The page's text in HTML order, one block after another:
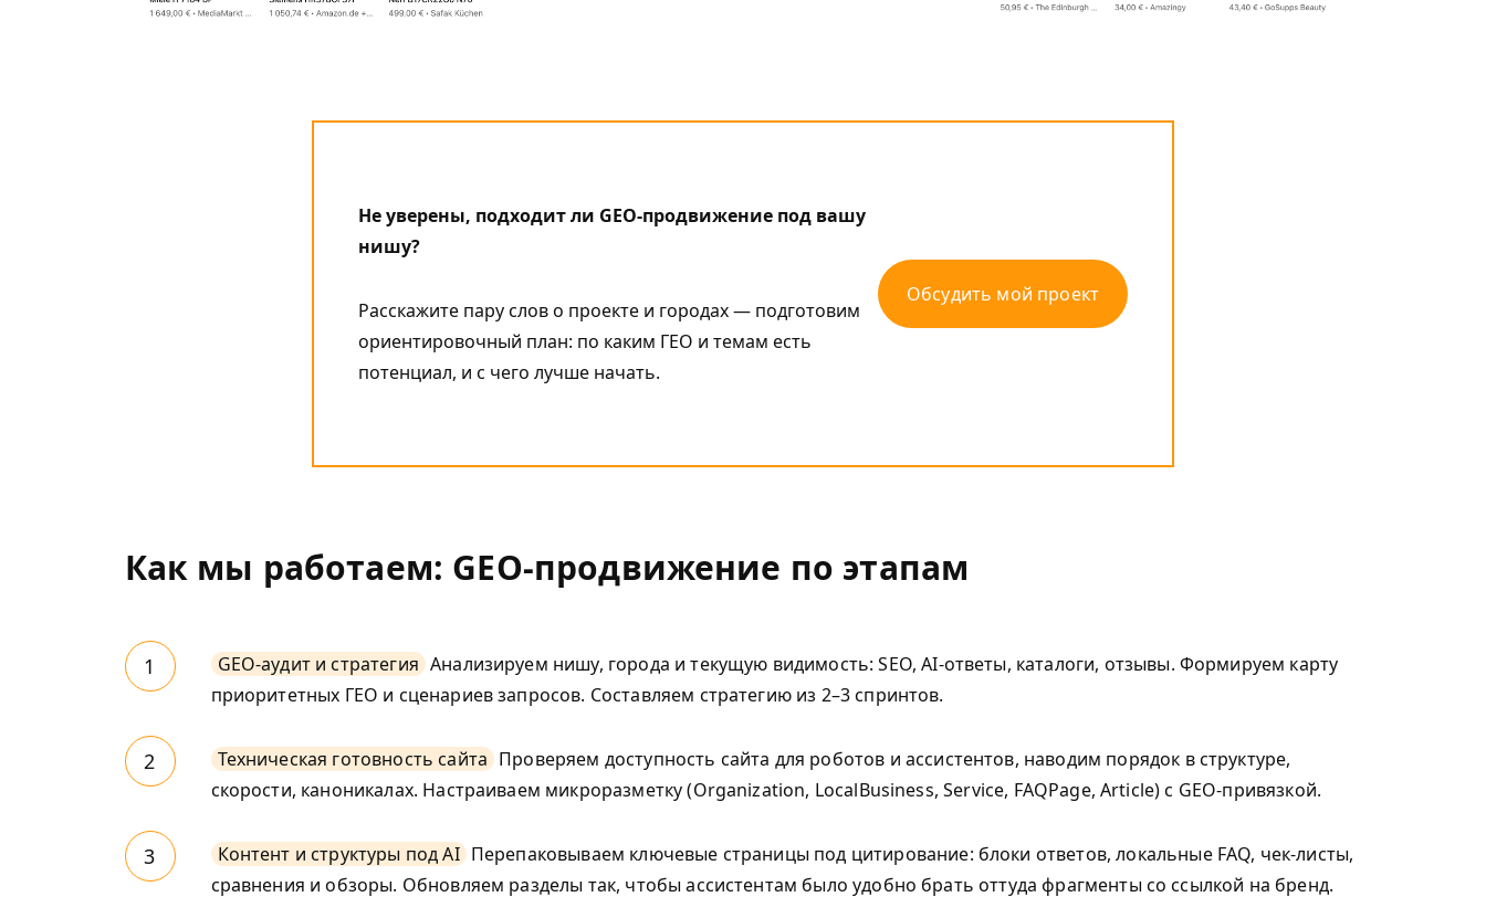
Не уверены, подходит ли GEO-продвижение под вашу
нишу?
Расскажите пару слов о проекте и городах — подготовим
ориентировочный план: по каким ГЕО и темам есть
потенциал, и с чего лучше начать.
Обсудить мой проект
Как мы работаем: GEO-продвижение по этапам
GEO-аудит и стратегия Анализируем нишу, города и текущую видимость: SEO, AI-ответы, каталоги, отзывы. Формируем карту
приоритетных ГЕО и сценариев запросов. Составляем стратегию из 2–3 спринтов.
Техническая готовность сайта Проверяем доступность сайта для роботов и ассистентов, наводим порядок в структуре,
скорости, каноникалах. Настраиваем микроразметку (Organization, LocalBusiness, Service, FAQPage, Article) с GEO-привязкой.
Контент и структуры под AI Перепаковываем ключевые страницы под цитирование: блоки ответов, локальные FAQ, чек-листы,
сравнения и обзоры. Обновляем разделы так, чтобы ассистентам было удобно брать оттуда фрагменты со ссылкой на бренд.